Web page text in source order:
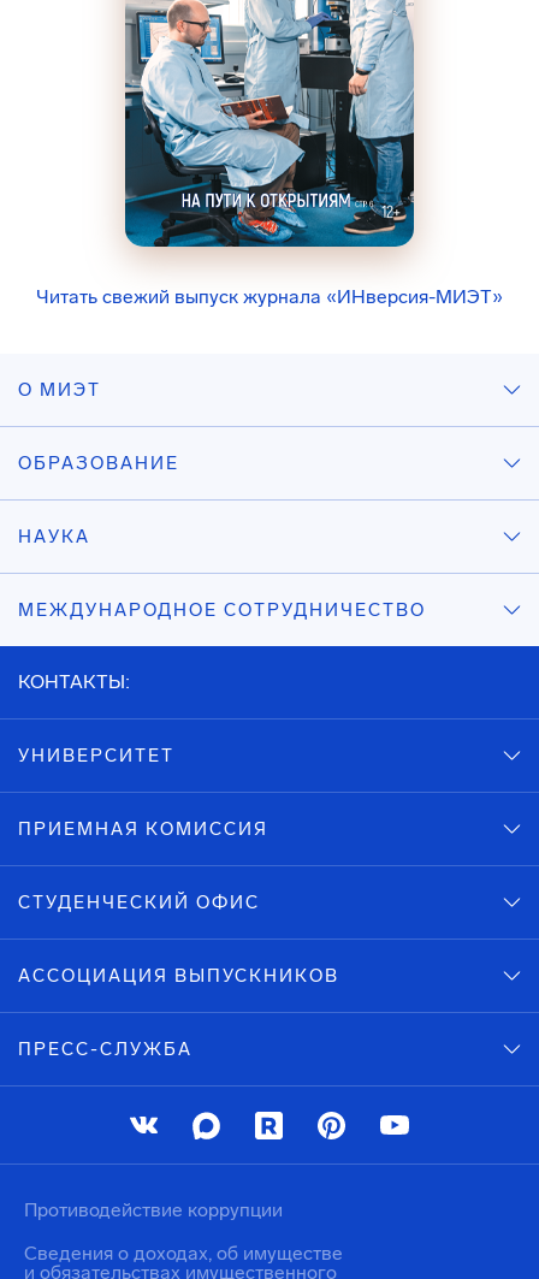
Читать свежий выпуск журнала «ИНверсия-МИЭТ»
О МИЭТ
ОБРАЗОВАНИЕ
НАУКА
МЕЖДУНАРОДНОЕ СОТРУДНИЧЕСТВО
КОНТАКТЫ:
УНИВЕРСИТЕТ
ПРИЕМНАЯ КОМИССИЯ
СТУДЕНЧЕСКИЙ ОФИС
АССОЦИАЦИЯ ВЫПУСКНИКОВ
ПРЕСС-СЛУЖБА
Противодействие коррупции
Сведения о доходах, об имуществе
и обязательствах имущественного